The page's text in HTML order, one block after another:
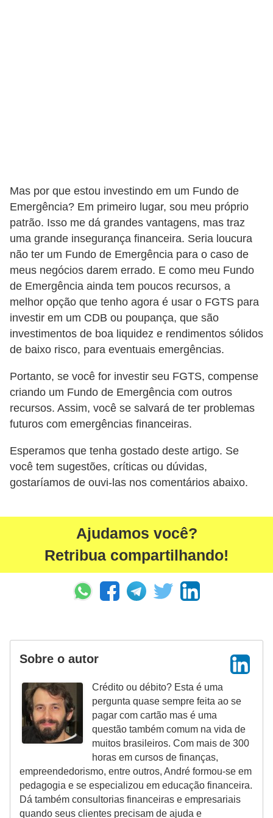
Mas por que estou investindo em um Fundo de
Emergência? Em primeiro lugar, sou meu próprio
patrão. Isso me dá grandes vantagens, mas traz
uma grande insegurança financeira. Seria loucura
não ter um Fundo de Emergência para o caso de
meus negócios darem errado. E como meu Fundo
de Emergência ainda tem poucos recursos, a
melhor opção que tenho agora é usar o FGTS para
investir em um CDB ou poupança, que são
investimentos de boa liquidez e rendimentos sólidos
de baixo risco, para eventuais emergências.
Portanto, se você for investir seu FGTS, compense
criando um Fundo de Emergência com outros
recursos. Assim, você se salvará de ter problemas
futuros com emergências financeiras.
Esperamos que tenha gostado deste artigo. Se
você tem sugestões, críticas ou dúvidas,
gostaríamos de ouvi-las nos comentários abaixo.
Ajudamos você?
Retribua compartilhando!
Sobre o autor
Crédito ou débito? Esta é uma
pergunta quase sempre feita ao se
pagar com cartão mas é uma
questão também comum na vida de
muitos brasileiros. Com mais de 300
horas em cursos de finanças,
empreendedorismo, entre outros, André formou-se em
pedagogia e se especializou em educação financeira.
Dá também consultorias financeiras e empresariais
quando seus clientes precisam de ajuda e